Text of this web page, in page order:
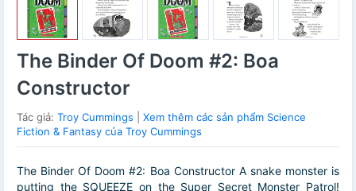
The Binder Of Doom #2: Boa
Constructor
Tác giả: Troy Cummings
Xem thêm các sản phẩm Science
Fiction & Fantasy của Troy Cummings
The Binder Of Doom #2: Boa Constructor A snake monster is
putting the SQUEEZE on the Super Secret Monster Patrol!